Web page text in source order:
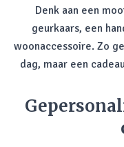
Denk aan een
geurkaars, een
woonaccessoire. Zo
dag, maar een